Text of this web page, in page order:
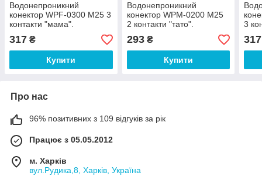
Водонепроникний
конектор WPF-0300 M25 3
контакти "мама".
Водостійкий роз'єм IP-67.
Герметичний роз'єм.
317 ₴
Купити
Водонепроникний
конектор WPM-0200 M25
2 контакти "тато".
Водостійкий роз'єм IP-67.
Герметичний роз'єм.
293₴
Купити
3
317
Про нас
96% позитивних з 109 відгуків за рік
Працює з 05.05.2012
м. Харків
вул.Рудика,8, Харків, Україна